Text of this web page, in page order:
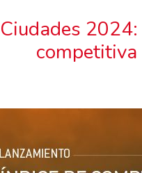
competitiva